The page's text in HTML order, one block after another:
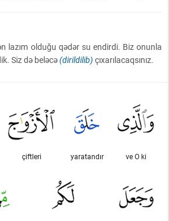
lazım olduğu qədər su endirdi. Biz onunla
Siz də beləcə(dirildilib) çıxarılacaqsınız.
ve O ki
yaratandır
çiftleri